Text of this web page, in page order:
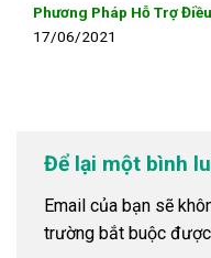
Phương Pháp Hỗ Trợ
17/06/2021
Để lại một bình
Email của bạn sẽ
trường bắt buộc